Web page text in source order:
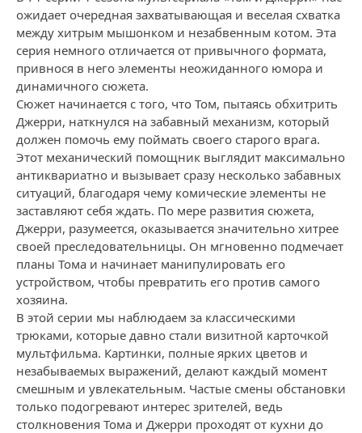
ожидает очередная захватывающая и веселая схватка
между хитрым мышонком и незабвенным котом. Эта
серия немного отличается от привычного формата,
привнося в него элементы неожиданного юмора и
динамичного сюжета.
Сюжет начинается с того, что Том, пытаясь обхитрить
Джерри, наткнулся на забавный механизм, который
должен помочь ему поймать своего старого врага.
Этот механический помощник выглядит максимально
антиквариатно и вызывает сразу несколько забавных
ситуаций, благодаря чему комические элементы не
заставляют себя ждать. По мере развития сюжета,
Джерри, разумеется, оказывается значительно хитрее
своей преследовательницы. Он мгновенно подмечает
планы Тома и начинает манипулировать его
устройством, чтобы превратить его против самого
хозяина.
В этой серии мы наблюдаем за классическими
трюками, которые давно стали визитной карточкой
мультфильма. Картинки, полные ярких цветов и
незабываемых выражений, делают каждый момент
смешным и увлекательным. Частые смены обстановки
только подогревают интерес зрителей, ведь
столкновения Тома и Джерри проходят от кухни до